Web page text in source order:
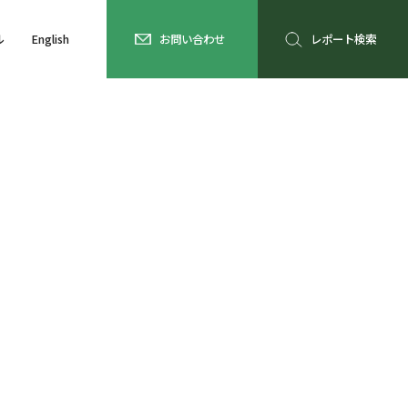
English お問い合わせ レポート検索